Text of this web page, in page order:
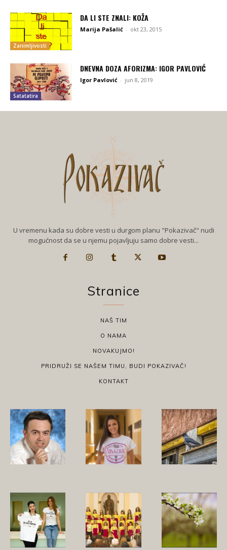
Zanimljivosti
DA LI STE ZNALI: KOŽA
Marija Pašalić - okt 23, 2015
Satatatira
DNEVNA DOZA AFORIZMA: IGOR PAVLOVIĆ
Igor Pavlović - jun 8, 2019
U vremenu kada su dobre vesti u durgom planu "Pokazivač" nudi
mogućnost da se u njemu pojavljuju samo dobre vesti...
Stranice
NAŠ TIM
O NAMA
NOVAKUJMO!
PRIDRUŽI SE NAŠEM TIMU, BUDI POKAZIVAČ!
KONTAKT